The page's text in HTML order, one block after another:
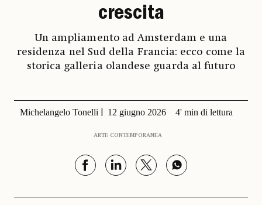
crescita
Un ampliamento ad Amsterdam e una
residenza nel Sud della Francia: ecco come la
storica galleria olandese guarda al futuro
Michelangelo Tonelli 12 giugno 2026 4' min di lettura
ARTE CONTEMPORANEA